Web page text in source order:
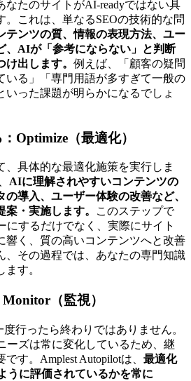
なたのサイトがAI-readyではない具
。これは、単なるSEOの技術的な問
テンツの質、情報の表現方法、ユー
、AIが「参考にならない」と判断
出します。 例えば、「顧客の疑問
いる」「専門用語が多すぎて一般の
いった課題が明らかになるでしょ
Optimize（最適化）
、具体的な最適化施策を実行しま
AIに理解されやすいコンテンツの
導入、ユーザー体験の改善など、
・実施します。
このステップで
にするだけでなく、実際にサイト
響く、質の高いコンテンツへと改善
、その過程では、あなたの専門知識
す。
（監視）
行ったら終わりではありません。
ーズは常に変化しているため、継
す。Amplest Autopilotは、 最適化
うに評価されているかを常に